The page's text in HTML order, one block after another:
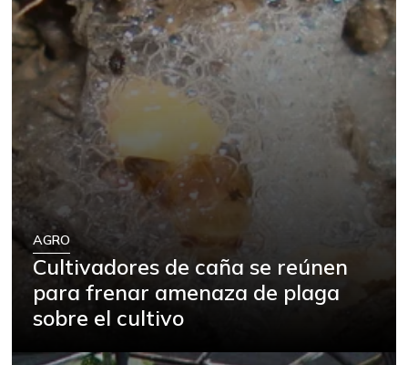
AGRO
Cultivadores de caña se reúnen
para frenar amenaza de plaga
sobre el cultivo